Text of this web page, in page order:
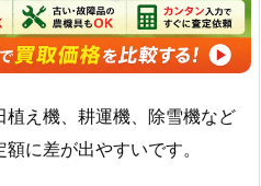
植え機、耕運機、除雪機など
に差が出やすいです。